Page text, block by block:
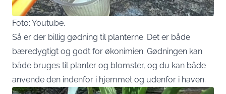
Foto: Youtube.
Så er der billig gødning til planterne. Det er både
bæredygtigt og godt for økonimien. Gødningen kan
både bruges til planter og blomster, og du kan både
anvende den indenfor i hjemmet og udenfor i haven.